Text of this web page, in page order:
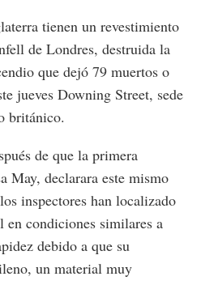
tienen un revestimiento
de Londres, destruida la
que dejó 79 muertos o
jueves Downing Street, sede
británico.
de que la primera
May, declarara este mismo
inspectores han localizado
condiciones similares a
debido a que su
un material muy